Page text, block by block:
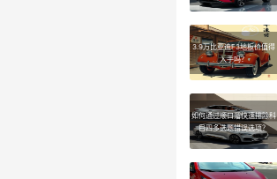
3.9万比亚迪F3地板价值得
入手吗？
如何通过顺口溜快速排除科
目四多选题错误选项？